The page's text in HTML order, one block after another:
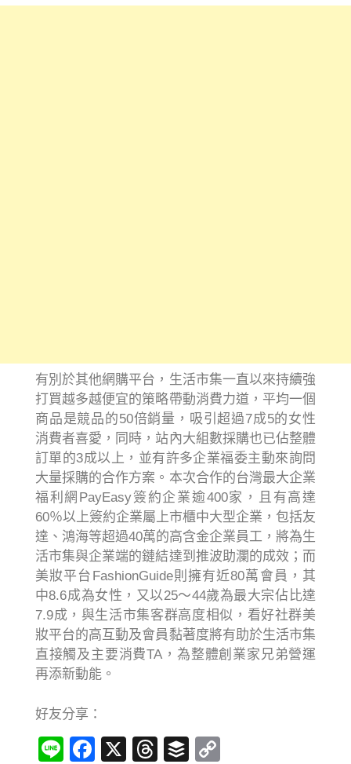
有別於其他網購平台，生活市集一直以來持續強
打買越多越便宜的策略帶動消費力道，平均一個
商品是競品的50倍銷量，吸引超過7成5的女性
消費者喜愛，同時，站內大組數採購也已佔整體
訂單的3成以上，並有許多企業福委主動來詢問
大量採購的合作方案。本次合作的台灣最大企業
福利網PayEasy簽約企業逾400家，且有高達
60％以上簽約企業屬上市櫃中大型企業，包括友
達、鴻海等超過40萬的高含金企業員工，將為生
活市集與企業端的鏈結達到推波助瀾的成效；而
美妝平台FashionGuide則擁有近80萬會員，其
中8.6成為女性，又以25～44歲為最大宗佔比達
7.9成，與生活市集客群高度相似，看好社群美
妝平台的高互動及會員黏著度將有助於生活市集
直接觸及主要消費TA，為整體創業家兄弟營運
再添新動能。
好友分享：
LineFacebook
X Threads
BufferCopy